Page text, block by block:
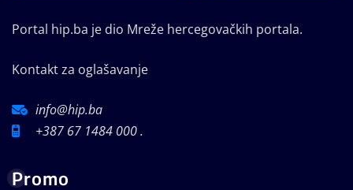
Portal hip.ba je dio Mreže hercegovačkih portala.
Kontakt za oglašavanje
info@hip.ba
+387 67 1484 000 .
Promo